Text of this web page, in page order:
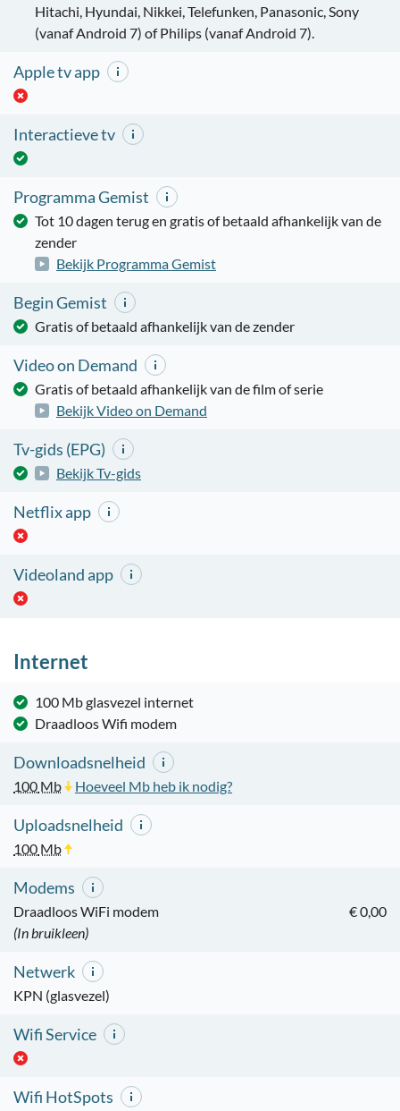
Hitachi, Hyundai, Nikkei, Telefunken, Panasonic, Sony
(vanaf Android 7) of Philips (vanaf Android 7).
Apple tv app
Interactieve tv
Programma Gemist
Tot 10 dagen terug en gratis of betaald afhankelijk van de
zender
Bekijk Programma Gemist
Begin Gemist
Gratis of betaald afhankelijk van de zender
Video on Demand
Gratis of betaald afhankelijk van de film of serie
Bekijk Video on Demand
Tv-gids (EPG)
Bekijk Tv-gids
Netflix app
Videoland app
Internet
100 Mb glasvezel internet
Draadloos Wifi modem
Downloadsnelheid
100 Mb Hoeveel Mb heb ik nodig?
Uploadsnelheid
100 Mb
Modems
Draadloos WiFi modem
€ 0,00
(In bruikleen)
Netwerk
KPN (glasvezel)
Wifi Service
Wifi HotSpots